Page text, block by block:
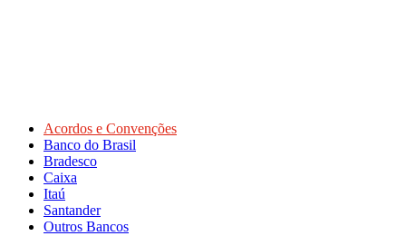
Acordos e Convenções
Banco do Brasil
Bradesco
Caixa
Itaú
Santander
Outros Bancos